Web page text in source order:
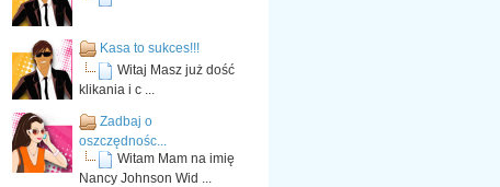
Kasa to sukces!!!
Witaj Masz już dość
klikania i c ...
Zadbaj o
oszczędnośc...
Witam Mam na imię
Nancy Johnson Wid ...